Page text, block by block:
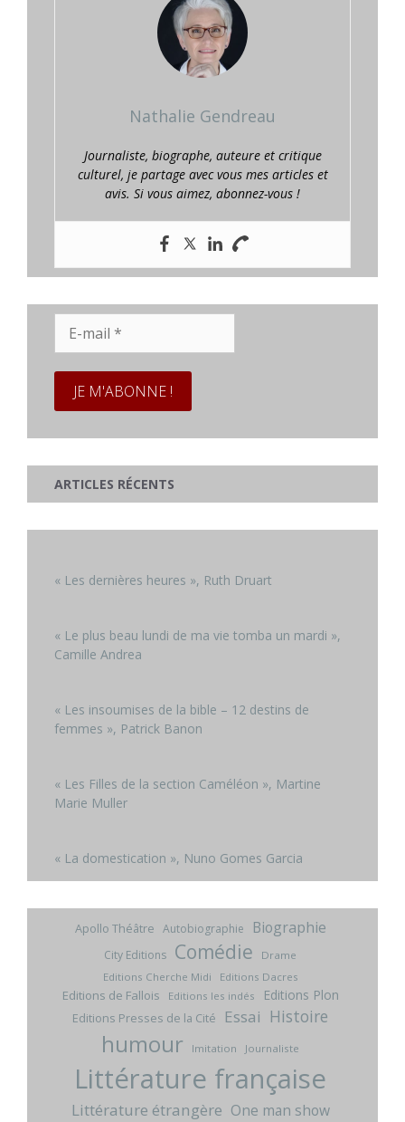
Nathalie Gendreau
Journaliste, biographe, auteure et critique
culturel, je partage avec vous mes articles et
avis. Si vous aimez, abonnez-vous !
mail
ARTICLES RÉCENTS
« Les dernières heures », Ruth Druart
« Le plus beau lundi de ma vie tomba un mardi »,
Camille Andrea
« Les insoumises de la bible – 12 destins de
femmes », Patrick Banon
« Les Filles de la section Caméléon », Martine
Marie Muller
« La domestication », Nuno Gomes Garcia
Apollo Théâtre Autobiographie Biographie
City Editions Comédie
Drame
Editions Cherche Midi
Editions Dacres
Editions de Fallois Editions les indés Editions Plon
Editions Presses de la Cité Essai Histoire
humour Imitation Journaliste
Littérature française
Littérature étrangère One man show